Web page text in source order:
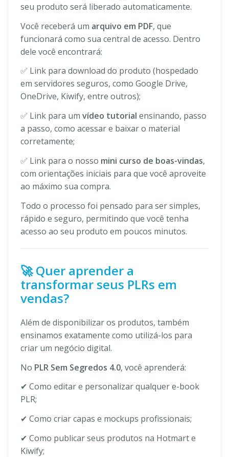
seu produto será liberado automaticamente.
Você receberá um arquivo em PDF, que
funcionará como sua central de acesso. Dentro
dele você encontrará:
✅ Link para download do produto (hospedado
em servidores seguros, como Google Drive,
OneDrive, Kiwify, entre outros);
✅ Link para um vídeo tutorial ensinando, passo
a passo, como acessar e baixar o material
corretamente;
✅ Link para o nosso mini curso de boas-vindas,
com orientações iniciais para que você aproveite
ao máximo sua compra.
Todo o processo foi pensado para ser simples,
rápido e seguro, permitindo que você tenha
acesso ao seu produto em poucos minutos.
🚀 Quer aprender a
transformar seus PLRs em
vendas?
Além de disponibilizar os produtos, também
ensinamos exatamente como utilizá-los para
criar um negócio digital.
No PLR Sem Segredos 4.0, você aprenderá:
✔ Como editar e personalizar qualquer e-book
PLR;
✔ Como criar capas e mockups profissionais;
✔ Como publicar seus produtos na Hotmart e
Kiwify;